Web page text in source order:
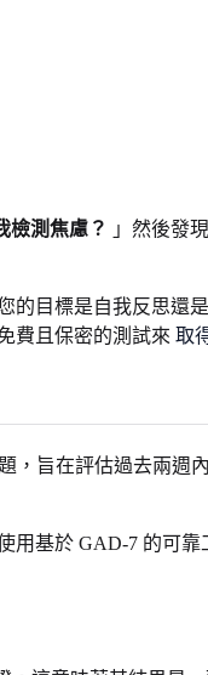
檢測焦慮？
」然後發
目標是自我反思還
費且保密的測試來 取
，旨在評估過去兩週
基於 GAD-7 的可